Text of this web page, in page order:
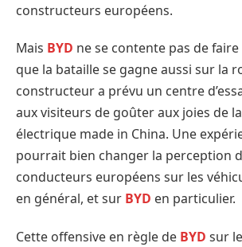
constructeurs européens.
Mais BYD ne se contente pas de
que la bataille se gagne aussi sur la
constructeur a prévu un centre
aux visiteurs de goûter aux joies de
électrique made in China. Une
pourrait bien changer la perception
conducteurs européens sur les
en général, et sur BYD en particulier.
Cette offensive en règle de BYD sur